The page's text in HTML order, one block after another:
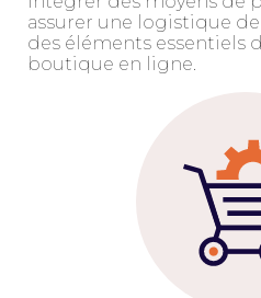
assurer une logistique
des éléments essentiels
boutique en ligne.